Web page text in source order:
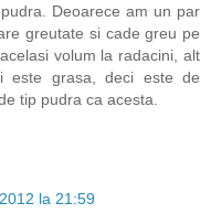
Deoarece am un par
greutate si cade greu pe
volum la radacini, alt
este grasa, deci este de
tip pudra ca acesta.
la 21:59